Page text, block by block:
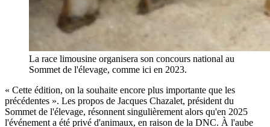
La race limousine organisera son concours national au
Sommet de l'élevage, comme ici en 2023.
« Cette édition, on la souhaite encore plus importante que les
précédentes ». Les propos de Jacques Chazalet, président du
Sommet de l'élevage, résonnent singulièrement alors qu'en 2025
l'événement a été privé d'animaux, en raison de la DNC. À l'aube